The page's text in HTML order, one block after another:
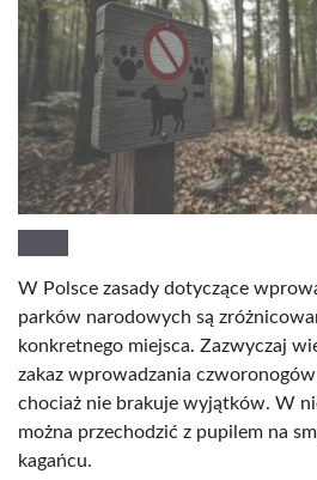
W Polsce zasady dotyczące
parków narodowych są
konkretnego miejsca. Zazwyczaj
zakaz wprowadzania
chociaż nie brakuje wyjątków. W
można przechodzić z pupilem na
kagańcu.